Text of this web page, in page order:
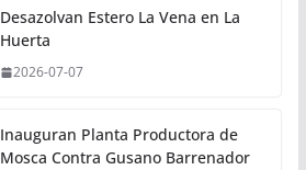
Desazolvan Estero La Vena en La
Huerta
2026-07-07
Inauguran Planta Productora de
Mosca Contra Gusano Barrenador